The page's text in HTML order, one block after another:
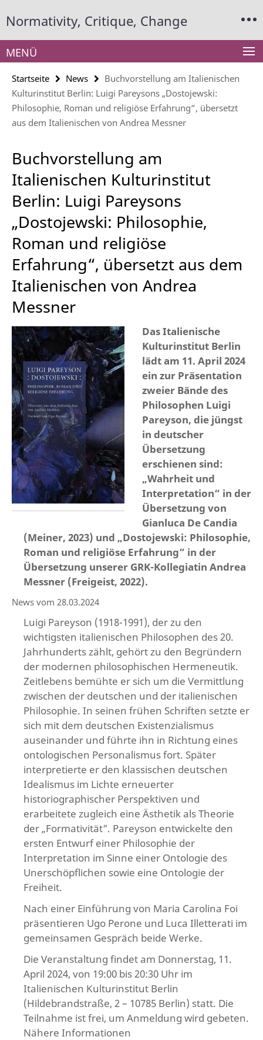
direkt
Inhalt
Normativity, Critique, Change
Service-
Navigation
MENÜ
Startseite News
Buchvorstellung am Italienischen
Kulturinstitut Berlin: Luigi Pareysons „Dostojewski:
Philosophie, Roman und religiöse Erfahrung“, übersetzt
aus dem Italienischen von Andrea Messner
Buchvorstellung am
Italienischen Kulturinstitut
Berlin: Luigi Pareysons
„Dostojewski: Philosophie,
Roman und religiöse
Erfahrung“, übersetzt aus dem
Italienischen von Andrea
Messner
Das Italienische
Kulturinstitut Berlin
lädt am 11. April 2024
ein zur Präsentation
zweier Bände des
Philosophen Luigi
Pareyson, die jüngst
in deutscher
Übersetzung
erschienen sind:
„Wahrheit und
Interpretation“ in der
Übersetzung von
Gianluca De Candia
(Meiner, 2023) und „Dostojewski: Philosophie,
Roman und religiöse Erfahrung“ in der
Übersetzung unserer GRK-Kollegiatin Andrea
Messner (Freigeist, 2022).
News vom 28.03.2024
Luigi Pareyson (1918-1991), der zu den
wichtigsten italienischen Philosophen des 20.
Jahrhunderts zählt, gehört zu den Begründern
der modernen philosophischen Hermeneutik.
Zeitlebens bemühte er sich um die Vermittlung
zwischen der deutschen und der italienischen
Philosophie. In seinen frühen Schriften setzte er
sich mit dem deutschen Existenzialismus
auseinander und führte ihn in Richtung eines
ontologischen Personalismus fort. Später
interpretierte er den klassischen deutschen
Idealismus im Lichte erneuerter
historiographischer Perspektiven und
erarbeitete zugleich eine Ästhetik als Theorie
der „Formativität“. Pareyson entwickelte den
ersten Entwurf einer Philosophie der
Interpretation im Sinne einer Ontologie des
Unerschöpflichen sowie eine Ontologie der
Freiheit.
Nach einer Einführung von Maria Carolina Foi
präsentieren Ugo Perone und Luca Illetterati im
gemeinsamen Gespräch beide Werke.
Die Veranstaltung findet am Donnerstag, 11.
April 2024, von 19:00 bis 20:30 Uhr im
Italienischen Kulturinstitut Berlin
(Hildebrandstraße, 2 – 10785 Berlin) statt. Die
Teilnahme ist frei, um Anmeldung wird gebeten.
Nähere Informationen